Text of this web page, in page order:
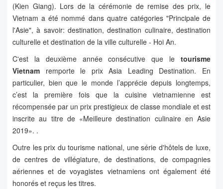
(Kien Giang). Lors de la cérémonie de remise des prix, le
Vietnam a été nommé dans quatre catégories "Principale de
l'Asie", à savoir: destination, destination culinaire, destination
culturelle et destination de la ville culturelle - Hoi An.
C'est la deuxième année consécutive que le tourisme
Vietnam remporte le prix Asia Leading Destination. En
particulier, bien que le monde l’apprécie depuis longtemps,
c’est la première fois que la cuisine vietnamienne est
récompensée par un prix prestigieux de classe mondiale et est
inscrite au titre de «Meilleure destination culinaire en Asie
2019». .
Outre les prix du tourisme national, une série d'hôtels de luxe,
de centres de villégiature, de destinations, de compagnies
aériennes et de voyagistes vietnamiens ont également été
honorés et reçus les titres.